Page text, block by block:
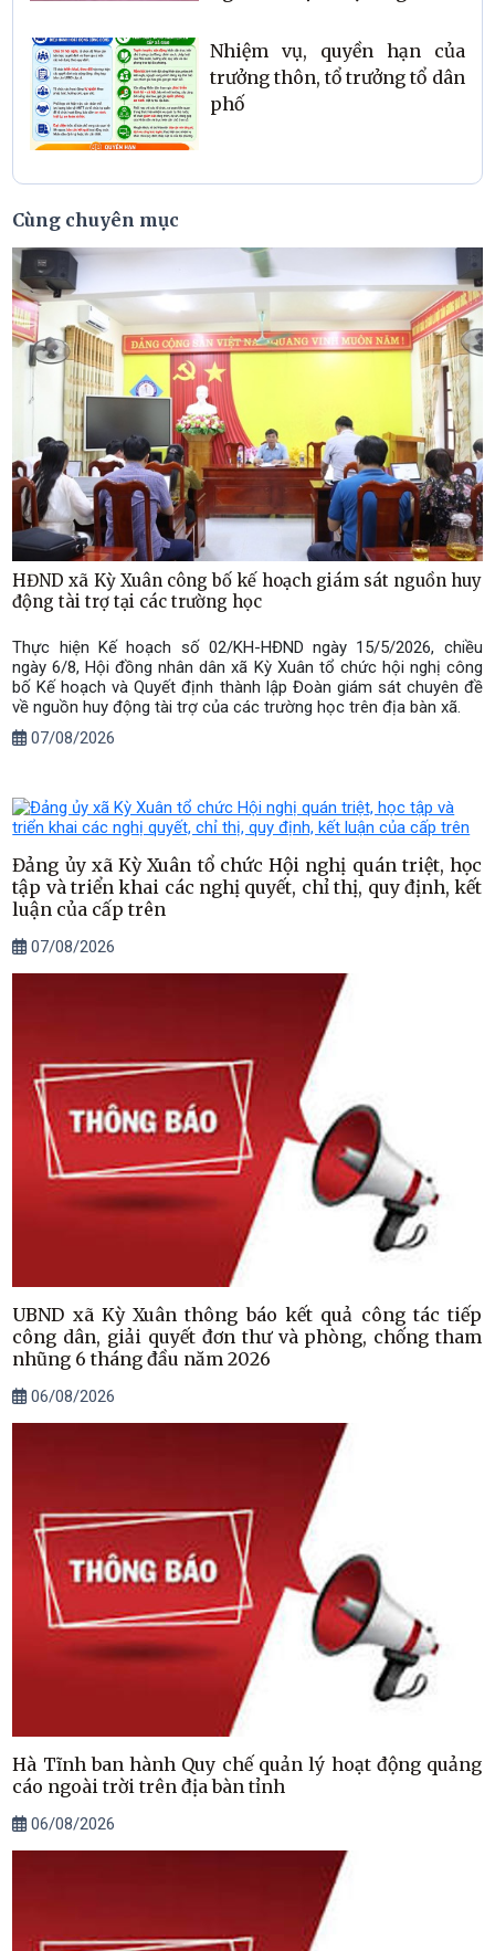
an nhân dân năm 2026
Nhiệm vụ, quyền hạn của
trưởng thôn, tổ trưởng tổ dân
phố
Cùng chuyên mục
HĐND xã Kỳ Xuân công bố kế hoạch giám sát nguồn huy
động tài trợ tại các trường học
Thực hiện Kế hoạch số 02/KH-HĐND ngày 15/5/2026, chiều
ngày 6/8, Hội đồng nhân dân xã Kỳ Xuân tổ chức hội nghị công
bố Kế hoạch và Quyết định thành lập Đoàn giám sát chuyên đề
về nguồn huy động tài trợ của các trường học trên địa bàn xã.
07/08/2026
Đảng ủy xã Kỳ Xuân tổ chức Hội nghị quán triệt, học
tập và triển khai các nghị quyết, chỉ thị, quy định, kết
luận của cấp trên
07/08/2026
UBND xã Kỳ Xuân thông báo kết quả công tác tiếp
công dân, giải quyết đơn thư và phòng, chống tham
nhũng 6 tháng đầu năm 2026
06/08/2026
Hà Tĩnh ban hành Quy chế quản lý hoạt động quảng
cáo ngoài trời trên địa bàn tỉnh
06/08/2026